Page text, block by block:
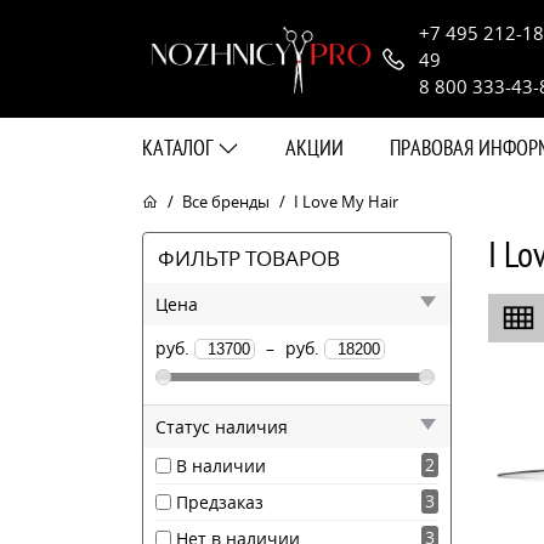
+7 495 212-
49
8 800 333-43-
КАТАЛОГ АКЦИИ ПРАВОВАЯ
Все бренды I Love My Hair
ФИЛЬТР ТОВАРОВ
Цена
руб.
– руб.
Статус наличия
В наличии
2
Предзаказ
3
Нет в наличии
3
I